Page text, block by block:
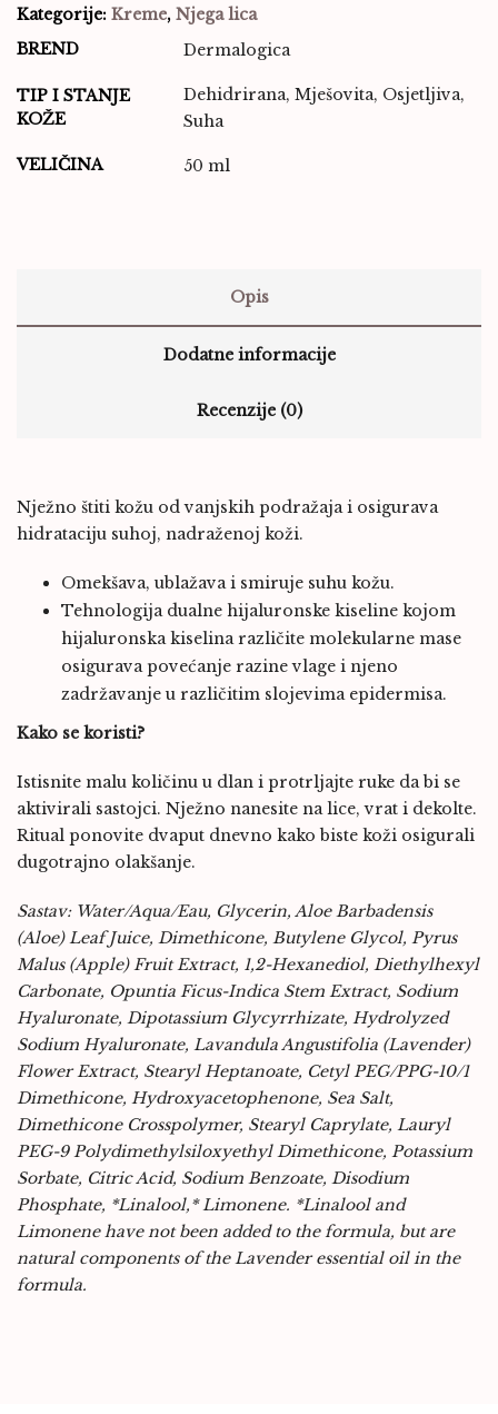
Kategorije: Kreme, Njega lica
BREND
Dermalogica
TIP I STANJE
KOŽE
Dehidrirana, Mješovita, Osjetljiva,
Suha
VELIČINA 50 ml
Opis
Dodatne informacije
Recenzije (0)
Nježno štiti kožu od vanjskih podražaja i osigurava
hidrataciju suhoj, nadraženoj koži.
Omekšava, ublažava i smiruje suhu kožu.
Tehnologija dualne hijaluronske kiseline kojom
hijaluronska kiselina različite molekularne mase
osigurava povećanje razine vlage i njeno
zadržavanje u različitim slojevima epidermisa.
Kako se koristi?
Istisnite malu količinu u dlan i protrljajte ruke da bi se
aktivirali sastojci. Nježno nanesite na lice, vrat i dekolte.
Ritual ponovite dvaput dnevno kako biste koži osigurali
dugotrajno olakšanje.
Sastav: Water/Aqua/Eau, Glycerin, Aloe Barbadensis
(Aloe) Leaf Juice, Dimethicone, Butylene Glycol, Pyrus
Malus (Apple) Fruit Extract, 1,2-Hexanediol, Diethylhexyl
Carbonate, Opuntia Ficus-Indica Stem Extract, Sodium
Hyaluronate, Dipotassium Glycyrrhizate, Hydrolyzed
Sodium Hyaluronate, Lavandula Angustifolia (Lavender)
Flower Extract, Stearyl Heptanoate, Cetyl PEG/PPG-10/1
Dimethicone, Hydroxyacetophenone, Sea Salt,
Dimethicone Crosspolymer, Stearyl Caprylate, Lauryl
PEG-9 Polydimethylsiloxyethyl Dimethicone, Potassium
Sorbate, Citric Acid, Sodium Benzoate, Disodium
Phosphate, *Linalool,* Limonene. *Linalool and
Limonene have not been added to the formula, but are
natural components of the Lavender essential oil in the
formula.